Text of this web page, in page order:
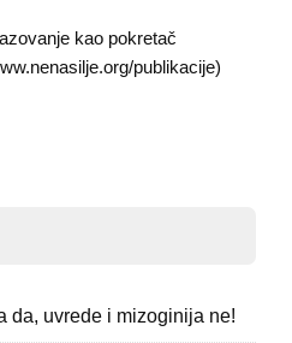
kao pokretač
publikacije)
da, uvrede i mizoginija ne!